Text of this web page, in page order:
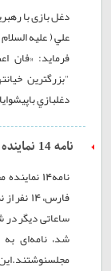
دغل بازی با
علي ( عليه
فرمايد: «فان
"بزرگترين
دغلبازي
نامه 14 نماینده مجلس به حسن روحانی
نامه14
فارس،
ساعاتی دیگر
شد، نامه‌ای